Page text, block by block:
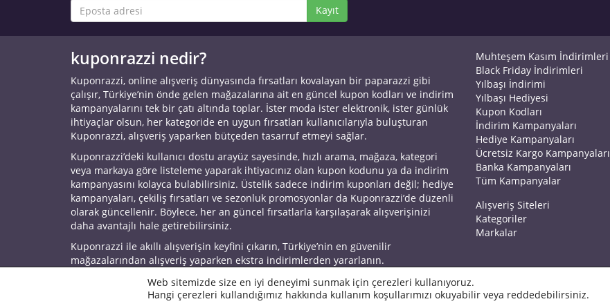
Kayıt
kuponrazzi nedir?
Kuponrazzi, online alışveriş dünyasında fırsatları kovalayan bir paparazzi gibi
çalışır, Türkiye’nin önde gelen mağazalarına ait en güncel kupon kodları ve indirim
kampanyalarını tek bir çatı altında toplar. İster moda ister elektronik, ister günlük
ihtiyaçlar olsun, her kategoride en uygun fırsatları kullanıcılarıyla buluşturan
Kuponrazzi, alışveriş yaparken bütçeden tasarruf etmeyi sağlar.
Kuponrazzi’deki kullanıcı dostu arayüz sayesinde, hızlı arama, mağaza, kategori
veya markaya göre listeleme yaparak ihtiyacınız olan kupon kodunu ya da indirim
kampanyasını kolayca bulabilirsiniz. Üstelik sadece indirim kuponları değil; hediye
kampanyaları, çekiliş fırsatları ve sezonluk promosyonlar da Kuponrazzi’de düzenli
olarak güncellenir. Böylece, her an güncel fırsatlarla karşılaşarak alışverişinizi
daha avantajlı hale getirebilirsiniz.
Kuponrazzi ile akıllı alışverişin keyfini çıkarın, Türkiye’nin en güvenilir
mağazalarından alışveriş yaparken ekstra indirimlerden yararlanın.
Muhteşem Kasım İndirimleri
Black Friday İndirimleri
Yılbaşı İndirimi
Yılbaşı Hediyesi
Kupon Kodları
İndirim Kampanyaları
Hediye Kampanyaları
Ücretsiz Kargo Kampanyaları
Banka Kampanyaları
Tüm Kampanyalar
Alışveriş Siteleri
Kategoriler
Markalar
© 2026 KuponrazziWeb sitemizde size en iyi deneyimi sunmak için çerezleri kullanıyoruz.
Hangi çerezleri kullandığımız hakkında kullanım koşullarımızı okuyabilir veya reddedebilirsiniz.